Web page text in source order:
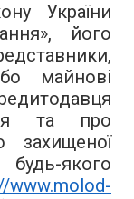
України
його
майнові
та про
захищеної
якого
www.molod-